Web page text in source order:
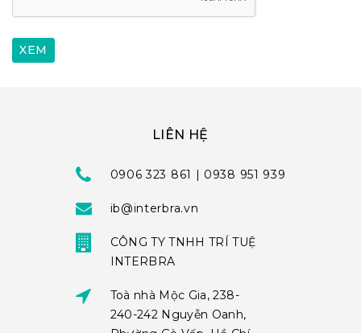
LIÊN HỆ
0906 323 861 | 0938 951 939
ib@interbra.vn
CÔNG TY TNHH TRÍ TUỆ
INTERBRA
Toà nhà Mộc Gia, 238-
240-242 Nguyễn Oanh,